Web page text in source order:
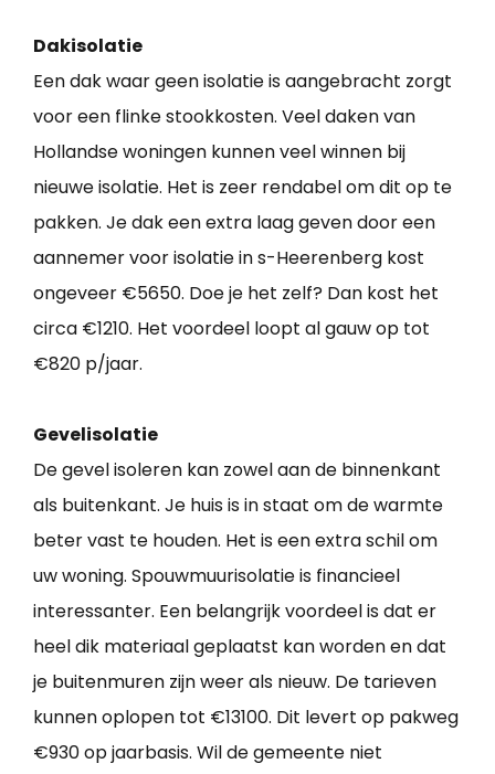
Dakisolatie
Een dak waar geen isolatie is aangebracht zorgt
voor een flinke stookkosten. Veel daken van
Hollandse woningen kunnen veel winnen bij
nieuwe isolatie. Het is zeer rendabel om dit op te
pakken. Je dak een extra laag geven door een
aannemer voor isolatie in s-Heerenberg kost
ongeveer €5650. Doe je het zelf? Dan kost het
circa €1210. Het voordeel loopt al gauw op tot
€820 p/jaar.
Gevelisolatie
De gevel isoleren kan zowel aan de binnenkant
als buitenkant. Je huis is in staat om de warmte
beter vast te houden. Het is een extra schil om
uw woning. Spouwmuurisolatie is financieel
interessanter. Een belangrijk voordeel is dat er
heel dik materiaal geplaatst kan worden en dat
je buitenmuren zijn weer als nieuw. De tarieven
kunnen oplopen tot €13100. Dit levert op pakweg
€930 op jaarbasis. Wil de gemeente niet